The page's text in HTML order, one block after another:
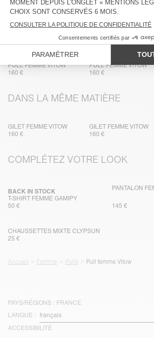
PLUS DE COULEURS
PULL FEMME VITOW
160 €
PULL FEMME VITOW
160 €
DANS LA MÊME MATIÈRE
GILET FEMME VITOW
160 €
GILET FEMME VITOW
160 €
COMPLÉTEZ VOTRE LOOK
T-SHIRT FEMME GAMIPY
BACK IN STOCK
50 €
PANTALON
145 €
CHAUSSETTES MIXTE CLYPSUN
25 €
Accueil Femme Pulls Pull femme Vitow
PAYS/RÉGIONS : FRANCE
LANGUE :
ACCESSIBILITÉ